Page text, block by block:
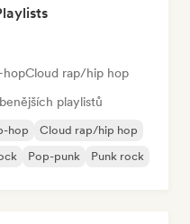
hopCloud rap/hip hop
playlistů
hop
Cloud rap/hip hop
Pop-punk Punk rock